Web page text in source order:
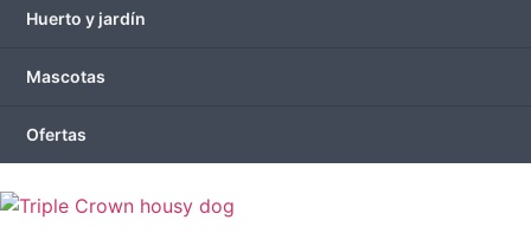
Huerto y jardín
Mascotas
Ofertas